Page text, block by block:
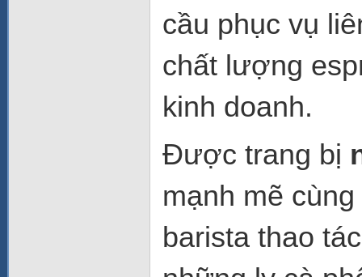
cầu phục vụ
chất lượng
kinh doanh.
Được trang bị
mạnh mẽ
barista thao